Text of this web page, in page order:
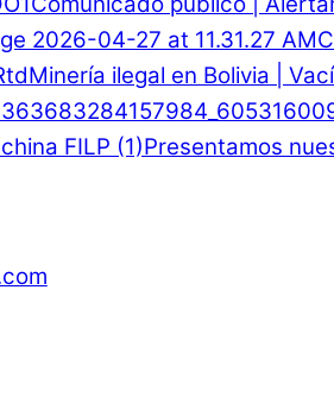
Minería ilegal en Bolivia |
Presentamos